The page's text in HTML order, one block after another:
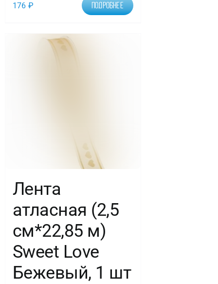
176 ₽ Подробнее
Лента
атласная (2,5
см*22,85 м)
Sweet Love
Бежевый, 1 шт